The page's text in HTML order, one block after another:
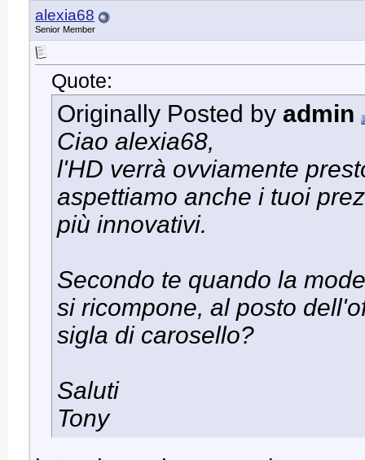
alexia68
Senior Member
Quote:
Originally Posted by admin
Ciao alexia68,
l'HD verrà ovviamente
aspettiamo anche i tuoi
più innovativi.
Secondo te quando la
si ricompone, al posto
sigla di carosello?
Saluti
Tony